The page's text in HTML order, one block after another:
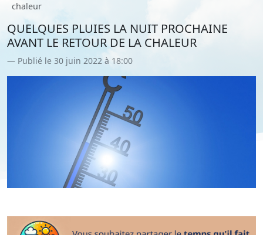
chaleur
QUELQUES PLUIES LA NUIT PROCHAINE
AVANT LE RETOUR DE LA CHALEUR
Publié le 30 juin 2022 à 18:00